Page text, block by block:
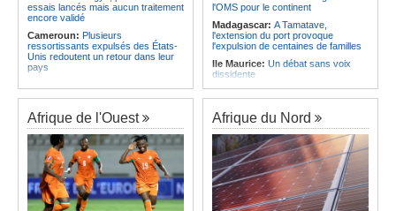
essais lancés mais aucun traitement
encore validé
Cameroun: Plusieurs
ressortissants expulsés des États-
Unis redoutent un retour dans leur
pays
Cameroun:Une campagne de
sensibilisation menée dans les
aéroports contre le trafic d'espèces
protégées
Congo-Kinshasa:« L'épidémie
d'Ebola ne montre aucun signe de
ralentissement »
l'OMS pour le continent
Madagascar: A Tamatave,
l'extension du port provoque
l'expulsion de centaines de familles
Ile Maurice: Un débat sans voix
dissidente
Ile Maurice:Révision des frais de la
FSC - La crainte d'un coup de froid
sur la compétitivité
Ile Maurice:Fayzal Ally Beegun
dénonce des interpellations «sans
dignité»
Ile Maurice:Migration - Le pays
face au défi de la main-d'oeuvre de
demain
Ile Maurice:Plus d'émissions,
Afrique de l'Ouest Afrique du Nord